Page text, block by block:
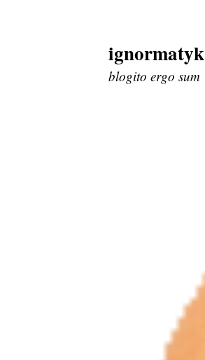
Skip
to
content
ignormatyk
blogito ergo sum